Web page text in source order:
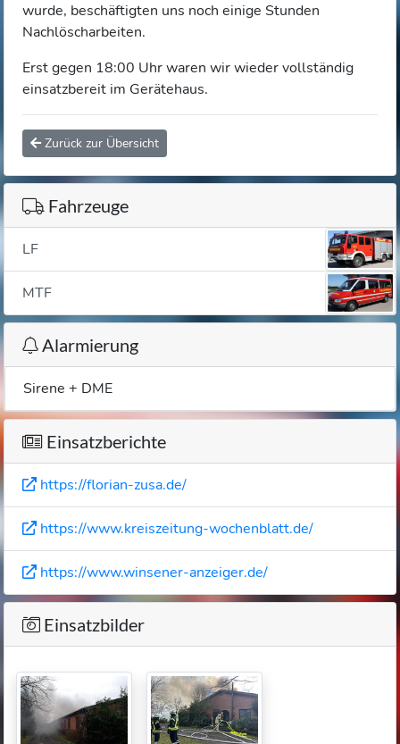
wurde, beschäftigten uns noch einige Stunden
Nachlöscharbeiten.
Erst gegen 18:00 Uhr waren wir wieder vollständig
einsatzbereit im Gerätehaus.
Zurück zur Übersicht
Fahrzeuge
LF
MTF
Alarmierung
Sirene + DME
Einsatzberichte
https://florian-zusa.de/
https://www.kreiszeitung-wochenblatt.de/
https://www.winsener-anzeiger.de/
Einsatzbilder